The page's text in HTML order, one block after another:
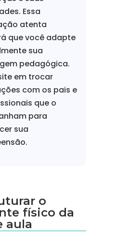
Essa
atenta
que você adapte
sua
pedagógica.
em trocar
com os pais e
que o
para
sua
o
físico da
aula